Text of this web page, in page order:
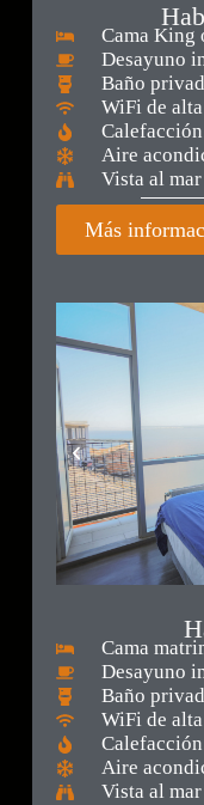
Cama King
Desayuno
Baño
WiFi de
Calefacción
Aire
Vista al mar
Más
Cama
Desayuno
Baño
WiFi de
Calefacción
Aire
Vista al mar